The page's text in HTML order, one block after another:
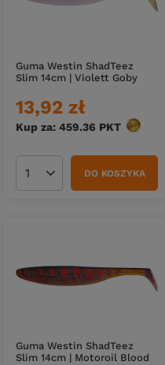
Guma Westin ShadTeez
Slim 14cm | Violett Goby
13,92 zł
Kup za: 459.36 PKT punktów
Ilość produktówDO KOSZYKA
Guma Westin ShadTeez
Slim 14cm | Motoroil Blood